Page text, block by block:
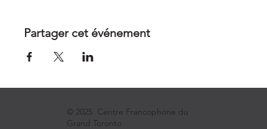
Partager cet événement
© 2025 Centre Francophone du
Grand Toronto